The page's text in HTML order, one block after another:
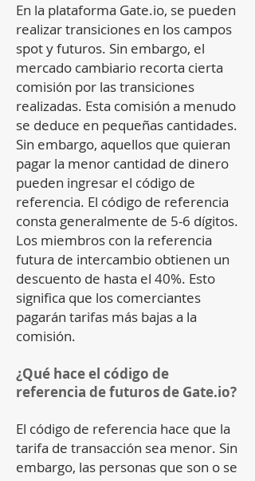
En la plataforma Gate.io, se pueden
realizar transiciones en los campos
spot y futuros. Sin embargo, el
mercado cambiario recorta cierta
comisión por las transiciones
realizadas. Esta comisión a menudo
se deduce en pequeñas cantidades.
Sin embargo, aquellos que quieran
pagar la menor cantidad de dinero
pueden ingresar el código de
referencia. El código de referencia
consta generalmente de 5-6 dígitos.
Los miembros con la referencia
futura de intercambio obtienen un
descuento de hasta el 40%. Esto
significa que los comerciantes
pagarán tarifas más bajas a la
comisión.
¿Qué hace el código de
referencia de futuros de Gate.io?
El código de referencia hace que la
tarifa de transacción sea menor. Sin
embargo, las personas que son o se